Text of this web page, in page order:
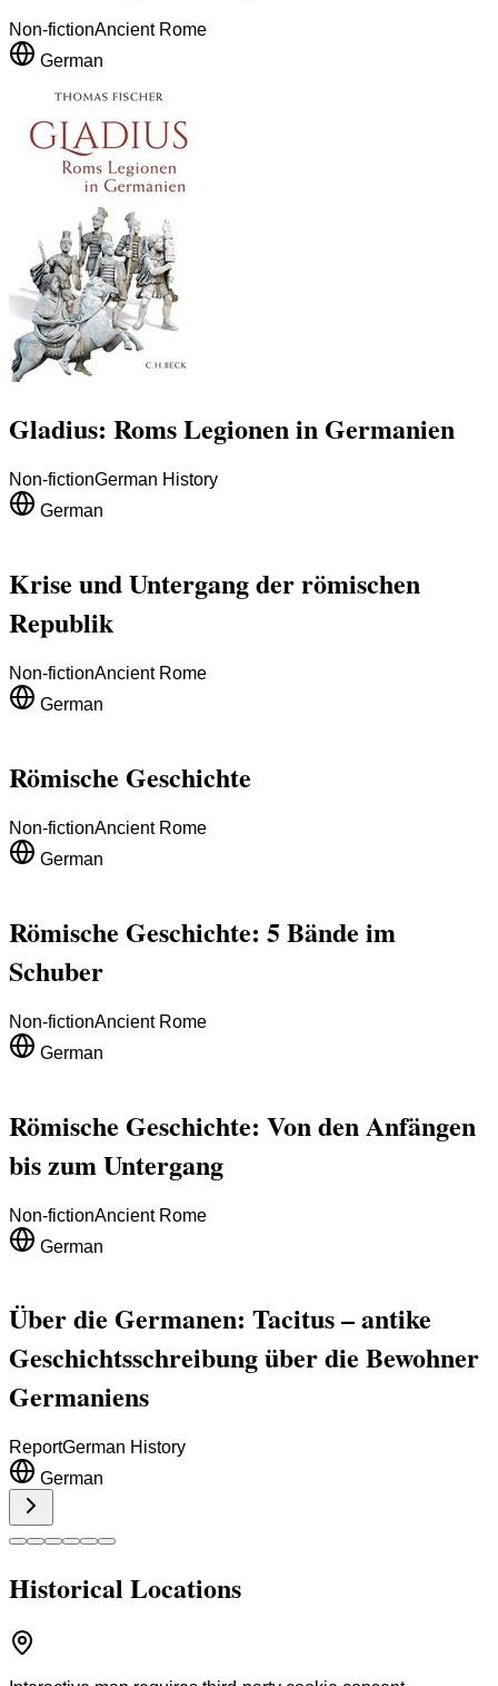
Non-fictionAncient Rome
German
Gladius: Roms Legionen in Germanien
Non-fictionGerman History
German
Krise und Untergang der römischen
Republik
Non-fictionAncient Rome
German
Römische Geschichte
Non-fictionAncient Rome
German
Römische Geschichte: 5 Bände im
Schuber
Non-fictionAncient Rome
German
Römische Geschichte: Von den Anfängen
bis zum Untergang
Non-fictionAncient Rome
German
Über die Germanen: Tacitus – antike
Geschichtsschreibung über die Bewohner
Germaniens
ReportGerman History
German
Historical Locations